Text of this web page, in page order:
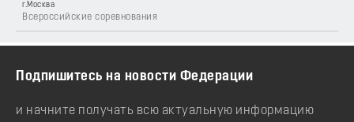
г.Москва
Всероссийские соревнования
Подпишитесь на новости Федерации
и начните получать всю актуальную информацию